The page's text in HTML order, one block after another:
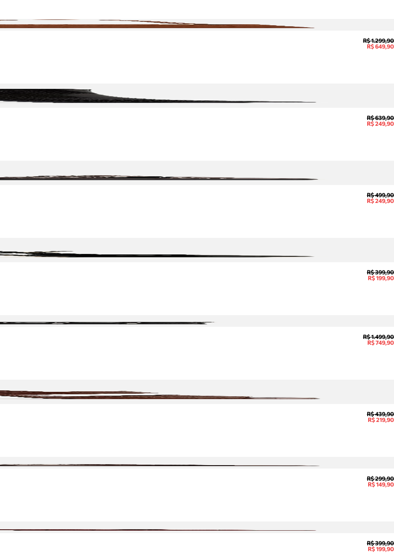
R$ 1.299,90
R$ 649,90
R$ 639,90
R$ 249,90
R$ 499,90
R$ 249,90
R$ 399,90
R$ 199,90
R$ 1.499,90
R$ 749,90
R$ 439,90
R$ 219,90
R$ 299,90
R$ 149,90
R$ 399,90
R$ 199,90